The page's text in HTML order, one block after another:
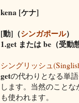
kena [ケナ]
[動]（シンガポール）
1.get または be（受動
シングリッシュ
getの代わりとなる単
します。当然のこと
も使われます。